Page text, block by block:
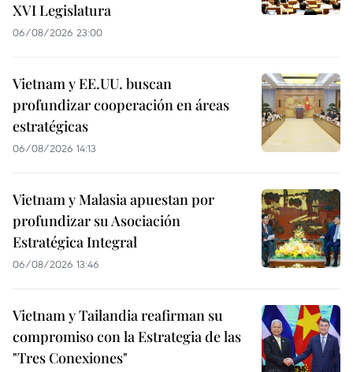
XVI Legislatura
06/08/2026 23:00
Vietnam y EE.UU. buscan
profundizar cooperación en áreas
estratégicas
06/08/2026 14:13
Vietnam y Malasia apuestan por
profundizar su Asociación
Estratégica Integral
06/08/2026 13:46
Vietnam y Tailandia reafirman su
compromiso con la Estrategia de las
"Tres Conexiones"